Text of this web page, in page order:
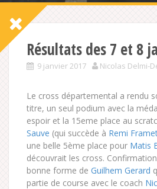
Résultats des 7 et 8
9 janvier 2017 Nicolas Delmi-
Le cross départemental a rendu
titre, un seul podium avec la
espoir et la 15eme place au
Sauve (qui succède à Remi
une belle 5ème place pour Matis
découvrait les cross.
bonne forme de Guilhem Gerard
partie de course avec le coach